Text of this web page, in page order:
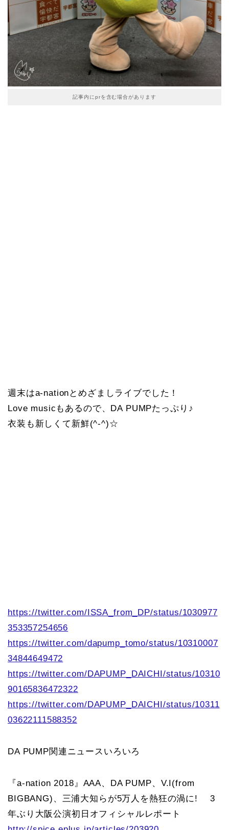
記事内にprを含む場合があります
週末はa-nationとめざましライブでした！
Love musicもあるので、DA PUMPたっぷり♪
衣装も新しくて新鮮(^-^)☆
https://twitter.com/ISSA_from_DP/status/1030977
353357254656
https://twitter.com/dapump_tomo/status/10310007
34844649472
https://twitter.com/DAPUMP_DAICHI/status/10310
90165836472322
https://twitter.com/DAPUMP_DAICHI/status/10311
03622111588352
DA PUMP関連ニュースいろいろ
『a-nation 2018』AAA、DA PUMP、V.I(from
BIGBANG)、三浦大知らが5万人を熱狂の渦に! 3
年ぶり大阪公演初日オフィシャルレポート